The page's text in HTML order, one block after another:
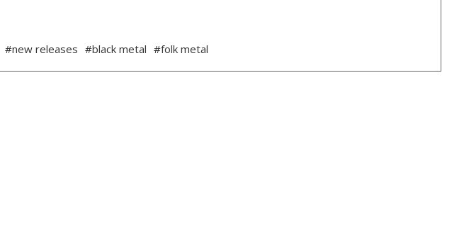
#new releases #black metal #folk metal